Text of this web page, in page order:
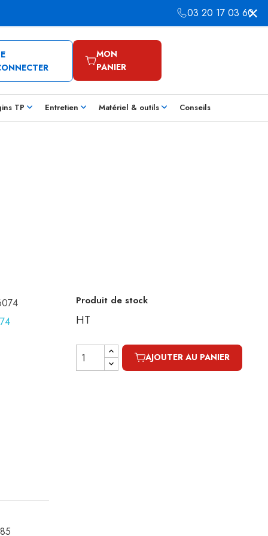
03 20 17 03 60
MON
PANIER
TP Entretien Matériel & outils Conseils
Produit de stock
HT
AJOUTER AU PANIER